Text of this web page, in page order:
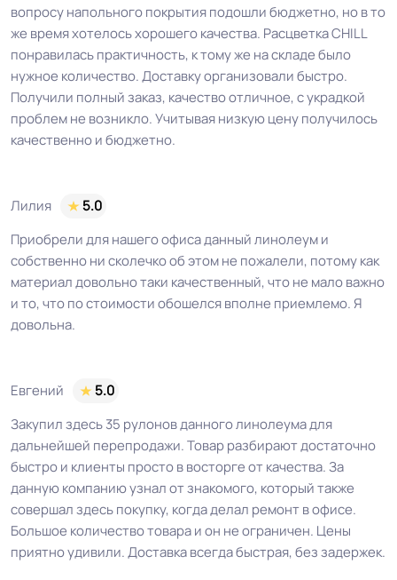
Шумоизоляция 15 Дб
Форма поставки и мин.
партии
Рулон
Полы с подогревом
швов
Шнур для горячей сварки
Система примыкания к
стенам
Плинтус ПВХ
Способ укладки
Истираемость, не
более г/кв.м.
25
Безопасность
Сертифицирован на территории
вопросу напольного покрытия подошли бюджетно, но в то
же время хотелось хорошего качества. Расцветка CHILL
понравилась практичность, к тому же на складе было
нужное количество. Доставку организовали быстро.
Получили полный заказ, качество отличное, с украдкой
проблем не возникло. Учитывая низкую цену получилось
качественно и бюджетно.
Лилия
5.0
Приобрели для нашего офиса данный линолеум и
собственно ни сколечко об этом не пожалели, потому как
материал довольно таки качественный, что не мало важно
и то, что по стоимости обошелся вполне приемлемо. Я
довольна.
Евгений
5.0
Закупил здесь 35 рулонов данного линолеума для
дальнейшей перепродажи. Товар разбирают достаточно
быстро и клиенты просто в восторге от качества. За
данную компанию узнал от знакомого, который также
совершал здесь покупку, когда делал ремонт в офисе.
Большое количество товара и он не ограничен. Цены
приятно удивили. Доставка всегда быстрая, без задержек.